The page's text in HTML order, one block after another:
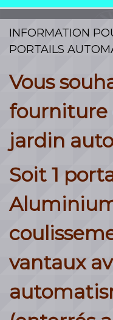
INFORMATION
PORTAILS
Vous
fourniture
jardin
Soit 1
vantaux